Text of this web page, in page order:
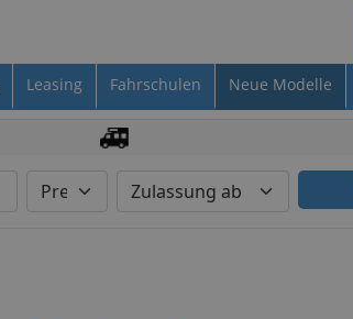
Leasing Fahrschulen Neue Modelle